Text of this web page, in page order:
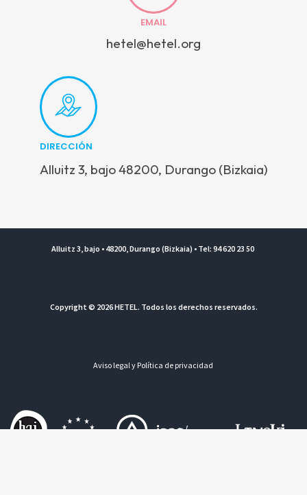
EMAIL
hetel@hetel.org
DIRECCIÓN
Alluitz 3, bajo 48200, Durango (Bizkaia)
Alluitz 3, bajo • 48200, Durango (Bizkaia) • Tel: 94 620 23 50
Copyright © 2026 HETEL. Todos los derechos reservados.
Aviso legal y Política de privacidad